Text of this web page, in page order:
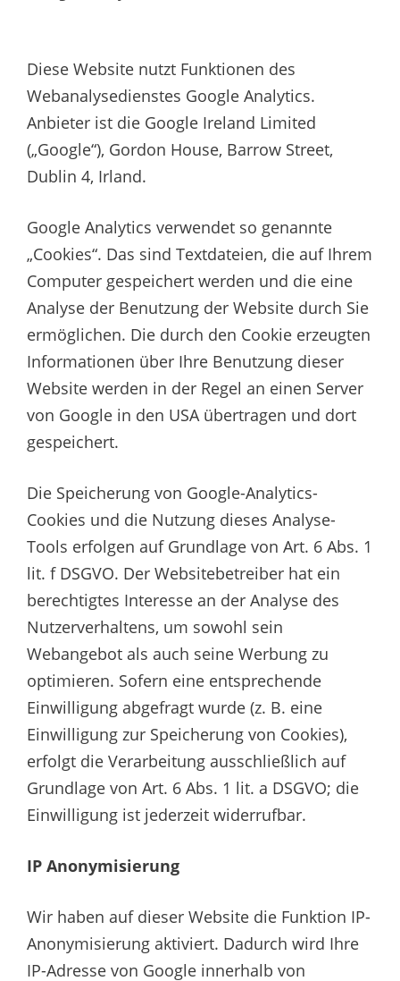
Diese Website nutzt Funktionen des
Webanalysedienstes Google Analytics.
Anbieter ist die Google Ireland Limited
(„Google“), Gordon House, Barrow Street,
Dublin 4, Irland.
Google Analytics verwendet so genannte
„Cookies“. Das sind Textdateien, die auf Ihrem
Computer gespeichert werden und die eine
Analyse der Benutzung der Website durch Sie
ermöglichen. Die durch den Cookie erzeugten
Informationen über Ihre Benutzung dieser
Website werden in der Regel an einen Server
von Google in den USA übertragen und dort
gespeichert.
Die Speicherung von Google-Analytics-
Cookies und die Nutzung dieses Analyse-
Tools erfolgen auf Grundlage von Art. 6 Abs. 1
lit. f DSGVO. Der Websitebetreiber hat ein
berechtigtes Interesse an der Analyse des
Nutzerverhaltens, um sowohl sein
Webangebot als auch seine Werbung zu
optimieren. Sofern eine entsprechende
Einwilligung abgefragt wurde (z. B. eine
Einwilligung zur Speicherung von Cookies),
erfolgt die Verarbeitung ausschließlich auf
Grundlage von Art. 6 Abs. 1 lit. a DSGVO; die
Einwilligung ist jederzeit widerrufbar.
IP Anonymisierung
Wir haben auf dieser Website die Funktion IP-
Anonymisierung aktiviert. Dadurch wird Ihre
IP-Adresse von Google innerhalb von